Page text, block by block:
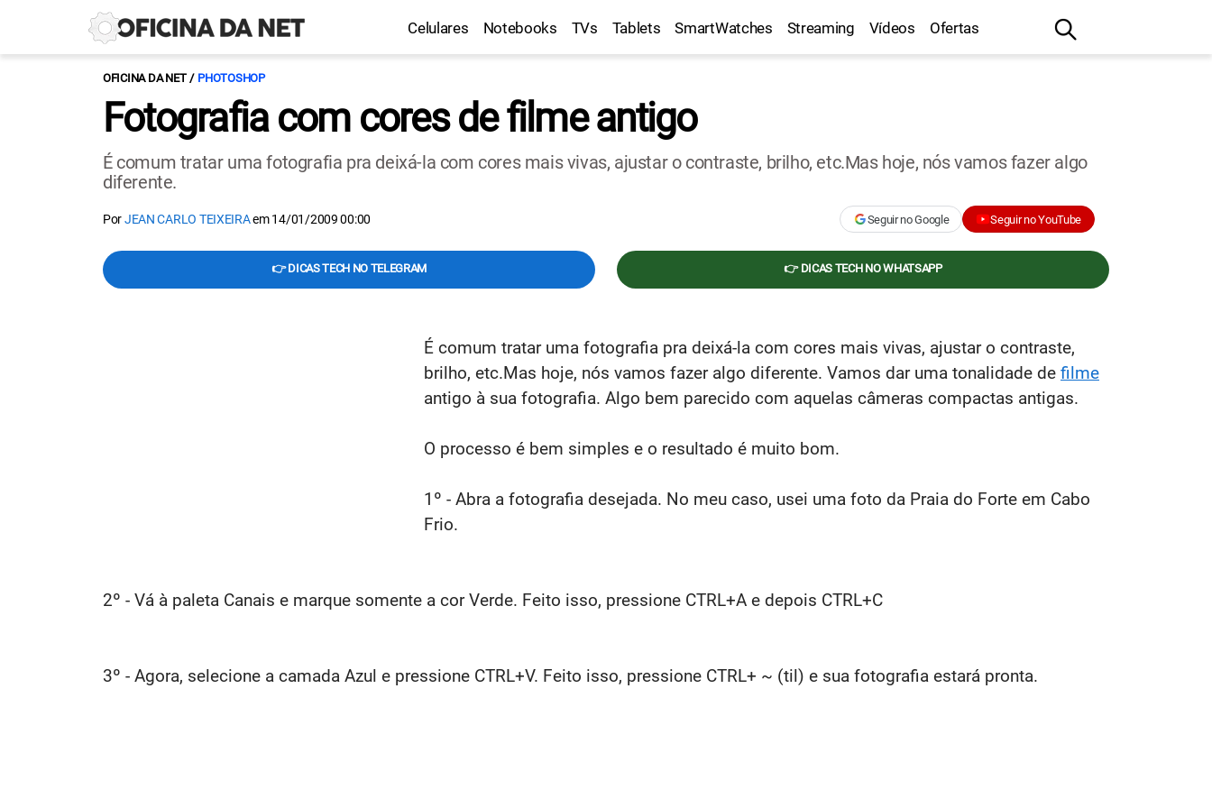
Celulares Notebooks TVs Tablets SmartWatches Streaming Vídeos Ofertas
OFICINA DA NET PHOTOSHOP
Fotografia com cores de filme antigo
É comum tratar uma fotografia pra deixá-la com cores mais vivas, ajustar o contraste, brilho, etc.Mas hoje, nós vamos fazer algo
diferente.
PorJEAN CARLO TEIXEIRAem14/01/2009 00:00 Seguir no Google Seguir no YouTube
👉 DICAS TECH NO TELEGRAM 👉 DICAS TECH NO WHATSAPP
É comum tratar uma fotografia pra deixá-la com cores mais vivas, ajustar o contraste,
brilho, etc.Mas hoje, nós vamos fazer algo diferente. Vamos dar uma tonalidade de filme
antigo à sua fotografia. Algo bem parecido com aquelas câmeras compactas antigas.
O processo é bem simples e o resultado é muito bom.
1º - Abra a fotografia desejada. No meu caso, usei uma foto da Praia do Forte em Cabo
Frio.
2º - Vá à paleta Canais e marque somente a cor Verde. Feito isso, pressione CTRL+A e depois CTRL+C
3º - Agora, selecione a camada Azul e pressione CTRL+V. Feito isso, pressione CTRL+ ~ (til) e sua fotografia estará pronta.